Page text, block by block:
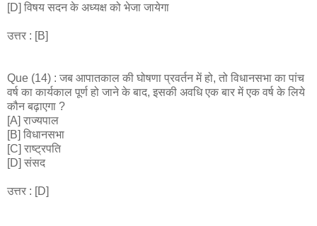
[D] विषय सदन के अध्यक्ष को भेजा जायेगा
उत्तर : [B]
Que (14) : जब आपातकाल की घोषणा प्रवर्तन में हो, तो विधानसभा का पांच
वर्ष का कार्यकाल पूर्ण हो जाने के बाद, इसकी अवधि एक बार में एक वर्ष के लिये
कौन बढ़ाएगा ?
[A] राज्यपाल
[B] विधानसभा
[C] राष्ट्रपति
[D] संसद
उत्तर : [D]